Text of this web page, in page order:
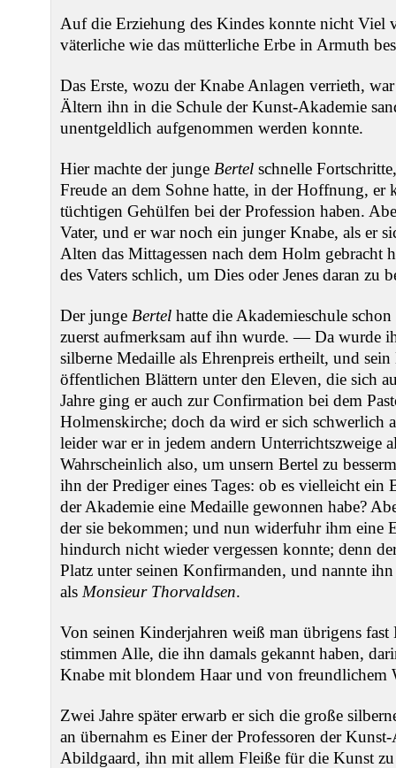
Auf die Erziehung des Kindes konnte nicht Viel
väterliche wie das mütterliche Erbe in Armuth
Das Erste, wozu der Knabe Anlagen verrieth,
Ältern ihn in die Schule der Kunst-Akademie
unentgeldlich aufgenommen werden konnte.
Hier machte der junge Bertel schnelle
Freude an dem Sohne hatte, in der Hoffnung, er
tüchtigen Gehülfen bei der Profession haben.
Vater, und er war noch ein junger Knabe, als er
Alten das Mittagessen nach dem Holm gebracht
des Vaters schlich, um Dies oder Jenes daran zu
Der junge Bertel hatte die Akademieschule
zuerst aufmerksam auf ihn wurde. — Da wurde
silberne Medaille als Ehrenpreis ertheilt, und
öffentlichen Blättern unter den Eleven, die sich
Jahre ging er auch zur Confirmation bei dem
Holmenskirche; doch da wird er sich schwerlich
leider war er in jedem andern Unterrichtszweige
Wahrscheinlich also, um unsern Bertel zu
ihn der Prediger eines Tages: ob es vielleicht
der Akademie eine Medaille gewonnen habe?
der sie bekommen; und nun widerfuhr ihm eine
hindurch nicht wieder vergessen konnte; denn
Platz unter seinen Konfirmanden, und nannte
als Monsieur Thorvaldsen.
Von seinen Kinderjahren weiß man übrigens fast
stimmen Alle, die ihn damals gekannt haben,
Knabe mit blondem Haar und von freundlichem
Zwei Jahre später erwarb er sich die große
an übernahm es Einer der Professoren der
Abildgaard, ihn mit allem Fleiße für die Kunst zu